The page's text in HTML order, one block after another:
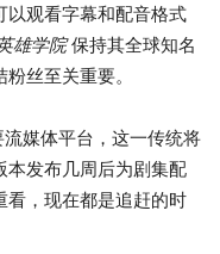
以观看字幕和配音格式
雄学院保持其全球知名
丝至关重要。
媒体平台，这一传统将
本发布几周后为剧集配
看，现在都是追赶的时